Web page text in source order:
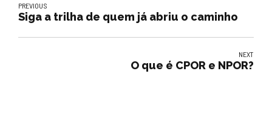
PREVIOUS
Siga a trilha de quem já abriu o caminho
NEXT
O que é CPOR e NPOR?